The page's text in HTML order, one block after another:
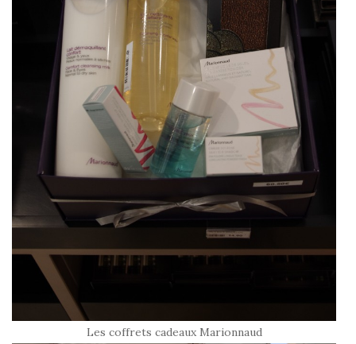
Les coffrets cadeaux Marionnaud